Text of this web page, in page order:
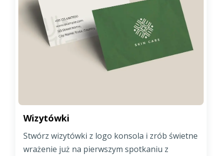
Wizytówki
Stwórz wizytówki z logo konsola i zrób świetne
wrażenie już na pierwszym spotkaniu z